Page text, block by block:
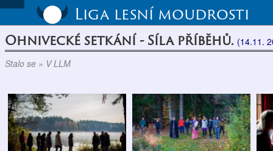
Liga lesní moudrosti
Ohnivecké setkání - Síla příběhů. (14.11.
Stalo se » V LLM